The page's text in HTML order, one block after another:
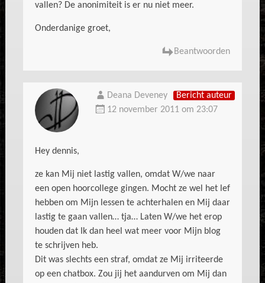
vallen? De anonimiteit is er nu niet meer.
Onderdanige groet,
Beantwoorden
Deana Deveney
Bericht auteur
12 november 2011 om 23:07
Hey dennis,
ze kan Mij niet lastig vallen, omdat W/we naar
een open hoorcollege gingen. Mocht ze wel het lef
hebben om Mijn lessen te achterhalen en Mij daar
lastig te gaan vallen… tja… Laten W/we het erop
houden dat Ik dan heel wat meer voor Mijn blog
te schrijven heb.
Dit was slechts een straf, omdat ze Mij irriteerde
op een chatbox. Zou jij het aandurven om Mij dan